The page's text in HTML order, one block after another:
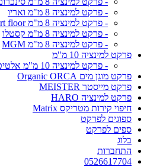
- פרקט למינציה 8 מ"מ ואריו
- פרקט למינציה 8 מ"מ art floor
- פרקט למינציה 8 מ"מ קסטלו
- פרקט למינציה 8 מ"מ MGM
פרקט למינציה 10 מ"מ
- פרקט למינציה 10 מ"מ אלטיטיוד פלוס
פרקט מוגן מים Organic ORCA
פרקט מייסטר MEISTER
פרקט למינציה HARO
חיפוי קירות מטריקס Matrix
ספוגים לפרקט
ספים לפרקט
בלוג
התחברות
0526617704